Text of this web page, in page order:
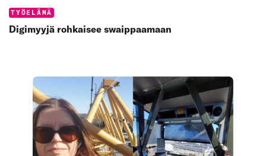
Categories:
TYÖELÄMÄ
Digimyyjä rohkaisee swaippaamaan